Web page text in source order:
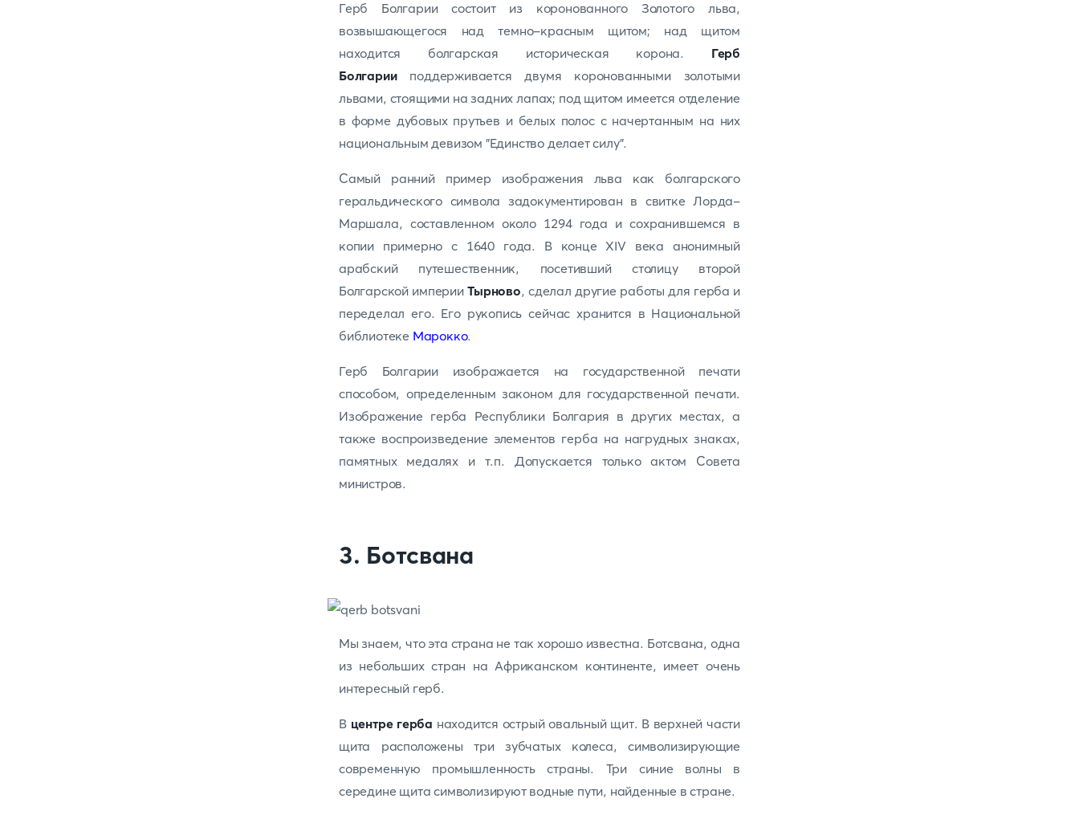
Герб Болгарии состоит из коронованного Золотого льва,
возвышающегося над темно-красным щитом; над щитом
находится болгарская историческая корона. Герб
Болгарииподдерживается двумя коронованными золотыми
львами, стоящими на задних лапах; под щитом имеется отделение
в форме дубовых прутьев и белых полос с начертанным на них
национальным девизом "Единство делает силу".
Самый ранний пример изображения льва как болгарского
геральдического символа задокументирован в свитке Лорда-
Маршала, составленном около 1294 года и сохранившемся в
копии примерно с 1640 года. В конце XIV века анонимный
арабский путешественник, посетивший столицу второй
Болгарской империиТырново, сделал другие работы для герба и
переделал его. Его рукопись сейчас хранится в Национальной
библиотеке Марокко.
Герб Болгарии изображается на государственной печати
способом, определенным законом для государственной печати.
Изображение герба Республики Болгария в других местах, а
также воспроизведение элементов герба на нагрудных знаках,
памятных медалях и т.п. Допускается только актом Совета
министров.
3. Ботсвана
Мы знаем, что эта страна не так хорошо известна. Ботсвана, одна
из небольших стран на Африканском континенте, имеет очень
интересный герб.
В центре герба находится острый овальный щит. В верхней части
щита расположены три зубчатых колеса, символизирующие
современную промышленность страны. Три синие волны в
середине щита символизируют водные пути, найденные в стране.